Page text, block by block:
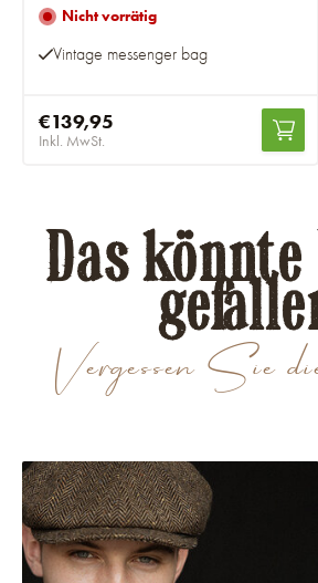
Nicht vorrätig
Vintage messenger bag
€139,95
Inkl. MwSt.
Vergessen Sie
Das